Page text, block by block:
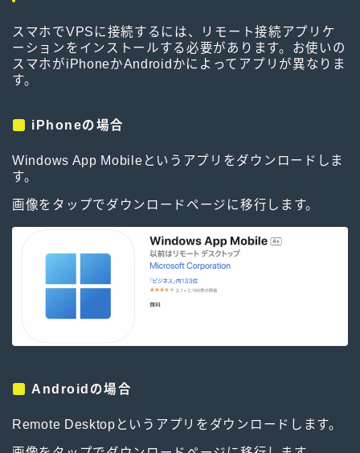
スマホでVPSに接続するには、リモート接続アプリケ
ーションをインストールする必要があります。お使いの
スマホがiPhoneかAndroidかによってアプリが異なりま
す。
iPhoneの場合
Windows App Mobileというアプリをダウンロードしま
す。
画像をタップでダウンロードページに移行します。
Androidの場合
Remote Desktopというアプリをダウンロードします。